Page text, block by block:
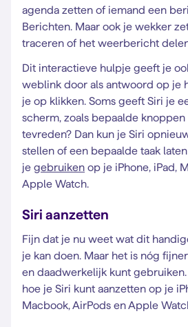
agenda zetten of iemand een
Berichten. Maar ook je wekker
traceren of het weerbericht
Dit interactieve hulpje geeft je
weblink door als antwoord op je
je op klikken. Soms geeft Siri je
scherm, zoals bepaalde
tevreden? Dan kun je Siri
stellen of een bepaalde taak
je gebruiken op je iPhone, iPad,
Apple Watch.
Siri aanzetten
Fijn dat je nu weet wat dit
je kan doen. Maar het is nóg
en daadwerkelijk kunt
hoe je Siri kunt aanzetten op je
Macbook, AirPods en Apple